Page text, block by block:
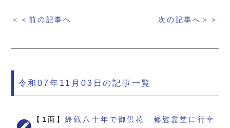
＜＜前の記事へ 次の記事へ＞＞
令和07年11月03日の記事一覧
【1面】終戦八十年で御供花 都慰霊堂に行幸